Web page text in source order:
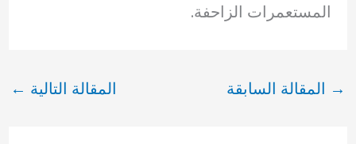
المستعمرات الزاحفة.
→ المقالة السابقة المقالة التالية ←